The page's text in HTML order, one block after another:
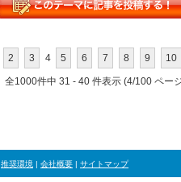
2 3 4 5 6 7 8 9 10
全1000件中 31 - 40 件表示 (4/100 ペー
推奨環境 | 会社概要 | サイトマップ